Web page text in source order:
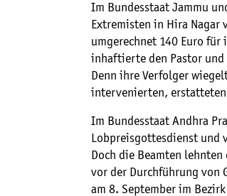
Im Bundesstaat Jammu
Extremisten in Hira
umgerechnet 140 Euro für
inhaftierte den Pastor und
Denn ihre Verfolger
intervenierten, erstatteten
Im Bundesstaat Andhra
Lobpreisgottesdienst und
Doch die Beamten
vor der Durchführung von
am 8. September im